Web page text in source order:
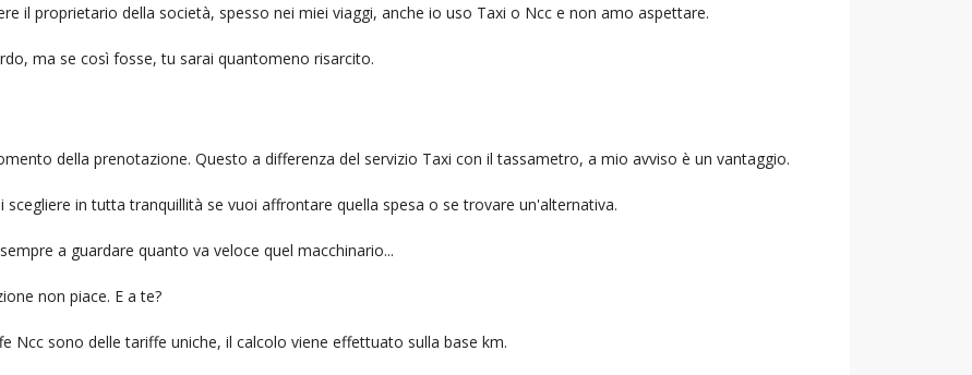
il proprietario della società, spesso nei miei viaggi, anche io uso Taxi o Ncc e non amo aspettare.
ma se così fosse, tu sarai quantomeno risarcito.
della prenotazione. Questo a differenza del servizio Taxi con il tassametro, a mio avviso è un vantaggio.
in tutta tranquillità se vuoi affrontare quella spesa o se trovare un'alternativa.
a guardare quanto va veloce quel macchinario...
non piace. E a te?
Ncc sono delle tariffe uniche, il calcolo viene effettuato sulla base km.